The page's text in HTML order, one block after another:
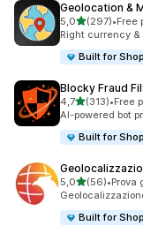
Geolocation &
5,0stelle su 5
(297)
297 recensioni
•Free
Right currency
Built for
Blocky Fraud
4,7stelle su 5
(313)
313 recensioni
•Free
AI-powered bot
Built for
5,0stelle su 5
(56)
56 recensioni
•Prova
Built for